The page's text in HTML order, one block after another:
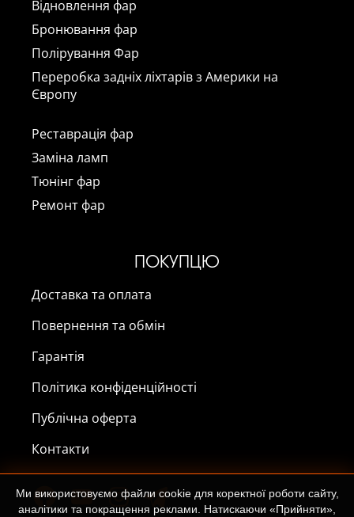
Відновлення фар
Бронювання фар
Полірування Фар
Переробка задніх ліхтарів з Америки на
Європу
Реставрація фар
Заміна ламп
Тюнінг фар
Ремонт фар
ПОКУПЦЮ
Доставка та оплата
Повернення та обмін
Гарантія
Політика конфіденційності
Публічна оферта
Контакти
Ми використовуємо файли cookie для коректної роботи сайту,
аналітики та покращення реклами. Натискаючи «Прийняти»,